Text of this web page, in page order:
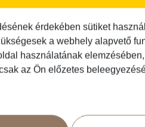
1 napos utak
Egzotikus út
érdekében sütiket
a webhely alapvető
használatának
az Ön előzetes